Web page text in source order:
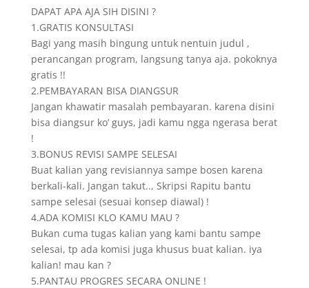
DAPAT APA AJA SIH DISINI ?
1.GRATIS KONSULTASI
Bagi yang masih bingung untuk nentuin judul ,
perancangan program, langsung tanya aja. pokoknya
gratis !!
2.PEMBAYARAN BISA DIANGSUR
Jangan khawatir masalah pembayaran. karena disini
bisa diangsur ko’ guys, jadi kamu ngga ngerasa berat
!
3.BONUS REVISI SAMPE SELESAI
Buat kalian yang revisiannya sampe bosen karena
berkali-kali. Jangan takut.., Skripsi Rapitu bantu
sampe selesai (sesuai konsep diawal) !
4.ADA KOMISI KLO KAMU MAU ?
Bukan cuma tugas kalian yang kami bantu sampe
selesai, tp ada komisi juga khusus buat kalian. iya
kalian! mau kan ?
5.PANTAU PROGRES SECARA ONLINE !